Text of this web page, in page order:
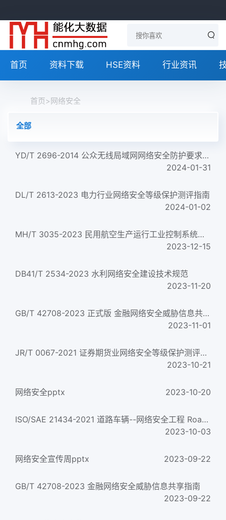
首页 资料下载 HSE资料 行业资讯
首页>网络安全
全部
YD/T 2696-2014 公众无线局域网网络安全防护要求 Security protection requirements for public wireless local are...
2024-01-31
DL/T 2613-2023 电力行业网络安全等级保护测评指南
2024-01-02
MH/T 3035-2023 民用航空生产运行工业控制系统网络安全防护技术要求
2023-12-15
DB41/T 2534-2023 水利网络安全建设技术规范
2023-11-20
GB/T 42708-2023 正式版 金融网络安全威胁信息共享指南
2023-11-01
JR/T 0067-2021 证券期货业网络安全等级保护测评要求 Testing and evaluation requirement for classified protecti...
2023-10-21
网络安全pptx 2023-10-20
ISO/SAE 21434-2021 道路车辆--网络安全工程 Road vehicles — Cybersecurity engineering
2023-10-03
网络安全宣传周pptx 2023-09-22
GB/T 42708-2023 金融网络安全威胁信息共享指南
2023-09-22